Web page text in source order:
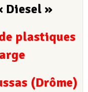
Diesel »
plastiques
(Drôme)